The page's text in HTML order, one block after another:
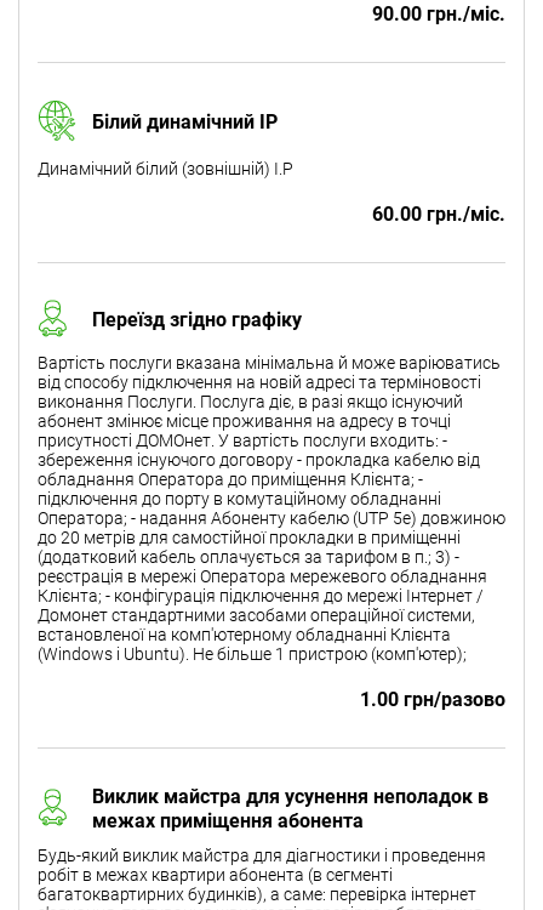
90.00 грн./міс.
Білий динамічний IP
Динамічний білий (зовнішній) I.P
60.00 грн./міс.
Переїзд згідно графіку
Вартість послуги вказана мінімальна й може варіюватись
від способу підключення на новій адресі та терміновості
виконання Послуги. Послуга діє, в разі якщо існуючий
абонент змінює місце проживання на адресу в точці
присутності ДОМОнет. У вартість послуги входить: -
збереження існуючого договору - прокладка кабелю від
обладнання Оператора до приміщення Клієнта; -
підключення до порту в комутаційному обладнанні
Оператора; - надання Абоненту кабелю (UTP 5e) довжиною
до 20 метрів для самостійної прокладки в приміщенні
(додатковий кабель оплачується за тарифом в п.; 3) -
реєстрація в мережі Оператора мережевого обладнання
Клієнта; - конфігурація підключення до мережі Інтернет /
Домонет стандартними засобами операційної системи,
встановленої на комп'ютерному обладнанні Клієнта
(Windows і Ubuntu). Не більше 1 пристрою (комп'ютер);
1.00 грн/разово
Виклик майстра для усунення неполадок в
межах приміщення абонента
Будь-який виклик майстра для діагностики і проведення
робіт в межах квартири абонента (в сегменті
багатоквартирних будинків), а саме: перевірка інтернет